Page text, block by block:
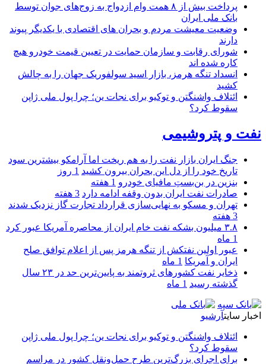
پرداخت بیش از ۸ همت وام ازدواج به زوج‌های جوان توسط
بانک ملی ایران
وضعیت معیشت مردم و بحران های اقتصادی با یکدیگر پیوند
دارند
شورای رقابت و سازمان حمایت در تعیین قیمت خودرو هیچ
کاره شده اند
انسداد تنگه هرمز، بازار اسید سولفوریک جهان را به چالش
کشید
ائتلاف واشنگتن و توکیو برای نجات ین؛ چرا پول ملی ژاپن
سقوط کرد؟
نفت و پتروشیمی
جنگ ایران بازار نفت را به هم ریخت اما آرامکو بیشترین سود
تاریخ خود را از دل این بحران بیرون کشید 1 روز
بنزین در بن‌بستِ مافیای خودرو 1 هفته
صادرات نفت ایران بدون وقفه ادامه دارد 3 هفته
تهران و مسکو به نهایی‌سازی قرارداد تجارت گاز نزدیک شدند
3 هفته
۳.۸ میلیون بشکه نفت خام ایران از محاصره آمریکا عبور کرد
1 ماه
عبور اولین نفتکش از تنگه هرمز پس از اعلام توافق صلح
ایران و آمریکا 1 ماه
ذخایر نفت کشورهای ثروتمند به پایین‌ترین حد در ۲۳ سال
گذشته رسید 1 ماه
اخبار سایتآرشیو
ائتلاف واشنگتن و توکیو برای نجات ین؛ چرا پول ملی ژاپن
سقوط کرد؟
برای اجرای بزرگ‌ترین طرح حمل‌ونقل کشور در مراسم